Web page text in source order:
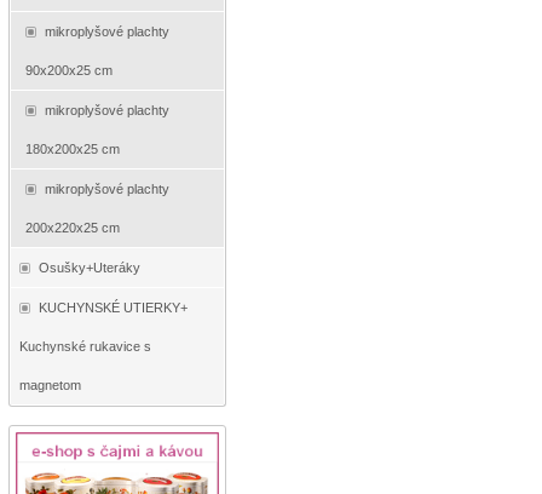
mikroplyšové plachty
90x200x25 cm
mikroplyšové plachty
180x200x25 cm
mikroplyšové plachty
200x220x25 cm
Osušky+Uteráky
KUCHYNSKÉ UTIERKY+
Kuchynské rukavice s
magnetom